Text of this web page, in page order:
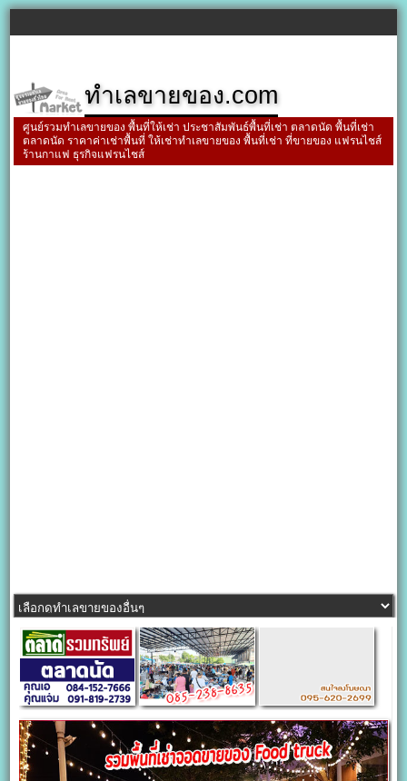
ทำเลขายของ.com
ศูนย์รวมทำเลขายของ พื้นที่ให้เช่า ประชาสัมพันธ์พื้นที่เช่า ตลาดนัด พื้นที่เช่า
ตลาดนัด ราคาค่าเช่าพื้นที่ ให้เช่าทำเลขายของ พื้นที่เช่า ที่ขายของ แฟรนไชส์
ร้านกาแฟ ธุรกิจแฟรนไชส์